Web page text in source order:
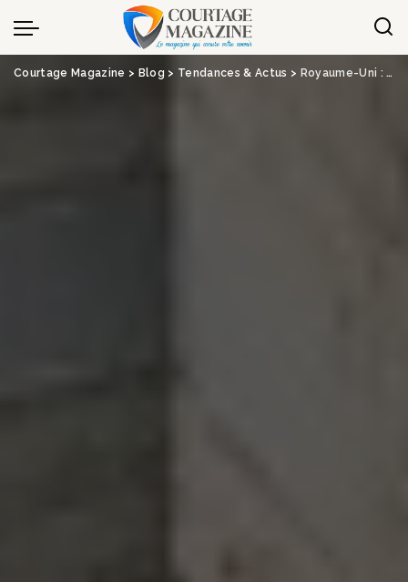
Panneau de gestion des cookies
Courtage Magazine > Blog > Tendances & Actus > Royaume-Uni : Ageas veut mettre la main sur Direct Line Insurance